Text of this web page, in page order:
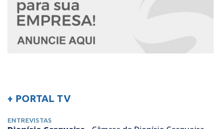
+ PORTAL TV
ENTREVISTAS